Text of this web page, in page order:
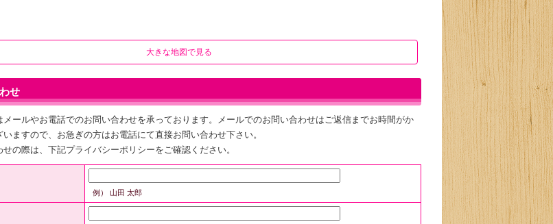
大きな地図で見る
せ
メールやお電話でのお問い合わせを承っております。メールでのお問い合わせはご返信までお時間がか
ますので、お急ぎの方はお電話にて直接お問い合わせ下さい。
の際は、下記プライバシーポリシーをご確認ください。
例） 山田 太郎